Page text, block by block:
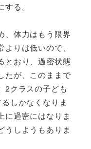
る。
、体力はもう限界
りは低いので、
とおり、過密状態
たが、このままで
2クラスの子ども
しかなくなりま
に過密にはなりま
うしようもありま